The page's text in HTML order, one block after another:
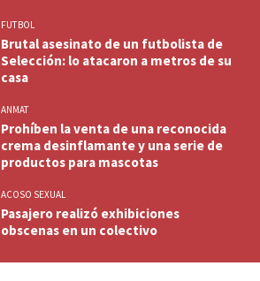
FUTBOL
Brutal asesinato de un futbolista de
Selección: lo atacaron a metros de su
casa
ANMAT
Prohíben la venta de una reconocida
crema desinflamante y una serie de
productos para mascotas
ACOSO SEXUAL
Pasajero realizó exhibiciones
obscenas en un colectivo